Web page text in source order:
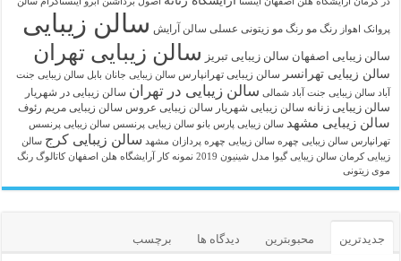
پروانک اهواز رنگ مو رنگ مو زیتونی عسلی سالن آرایش سالن زیبایی
سالن زیبایی اصفهان سالن زیبایی تبریز سالن زیبایی تهران
سالن زیبایی تهرانسر سالن زیبایی تهرانپارس سالن زیبایی جانان بابل سالن زیبایی جنت
آباد سالن زیبایی جنت آباد شمالی سالن زیبایی در تهران سالن زیبایی در شهریار
سالن زیبایی زنانه سالن زیبایی شهریار سالن زیبایی عروس سالن زیبایی مریم رئوف
سالن زیبایی مشهد سالن زیبایی پارس بانو سالن زیبایی پرنسس سالن زیبایی پرنسس
تهرانپارس سالن زیبایی چهره سالن زیبایی چهره پردازان مشهد سالن زیبایی کرج سالن
زیبایی کرمان سالن زیبایی گیوا مدل شینیون 2019 نمونه کار آرایشگاه هلن اصفهان کاتالوگ رنگ
موی زیتونی
جدیدترین محبوبترین دیدگاه ها برچسب